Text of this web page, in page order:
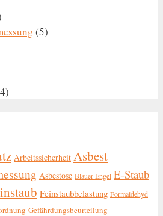
(5)
Arbeitssicherheit Asbest
Asbestose Blauer Engel E-Staub
Feinstaubbelastung Formaldehyd
Gefährdungsbeurteilung